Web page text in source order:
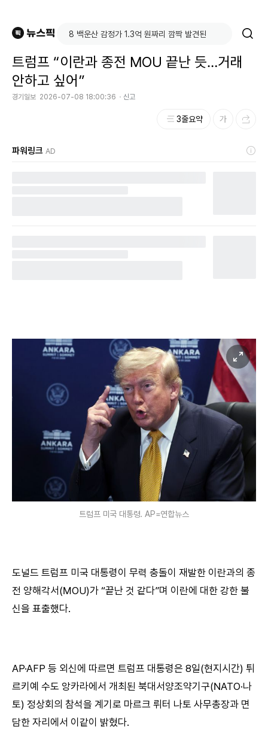
트럼프 “이란과 종전 MOU 끝난 듯…거래
안하고 싶어”
경기일보 2026-07-08 18:00:36 신고
3줄요약
파워링크 AD
트럼프 미국 대통령. AP=연합뉴스
도널드 트럼프 미국 대통령이 무력 충돌이 재발한 이란과의 종
전 양해각서(MOU)가 “끝난 것 같다”며 이란에 대한 강한 불
신을 표출했다.
AP·AFP 등 외신에 따르면 트럼프 대통령은 8일(현지시간) 튀
르키예 수도 앙카라에서 개최된 북대서양조약기구(NATO·나
토) 정상회의 참석을 계기로 마르크 뤼터 나토 사무총장과 면
담한 자리에서 이같이 밝혔다.